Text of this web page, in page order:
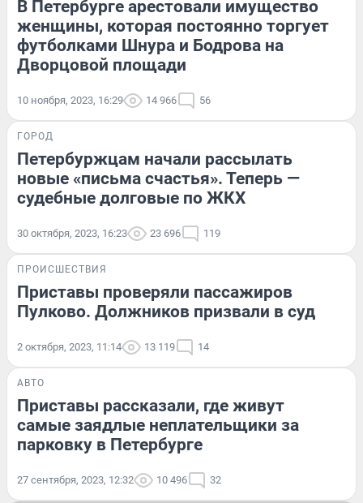
В Петербурге арестовали имущество
женщины, которая постоянно торгует
футболками Шнура и Бодрова на
Дворцовой площади
10 ноября, 2023, 16:29 14 966 56
ГОРОД
Петербуржцам начали рассылать
новые «письма счастья». Теперь —
судебные долговые по ЖКХ
30 октября, 2023, 16:23 23 696 119
ПРОИСШЕСТВИЯ
Приставы проверяли пассажиров
Пулково. Должников призвали в суд
2 октября, 2023, 11:14 13 119 14
АВТО
Приставы рассказали, где живут
самые заядлые неплательщики за
парковку в Петербурге
27 сентября, 2023, 12:32 10 496 32